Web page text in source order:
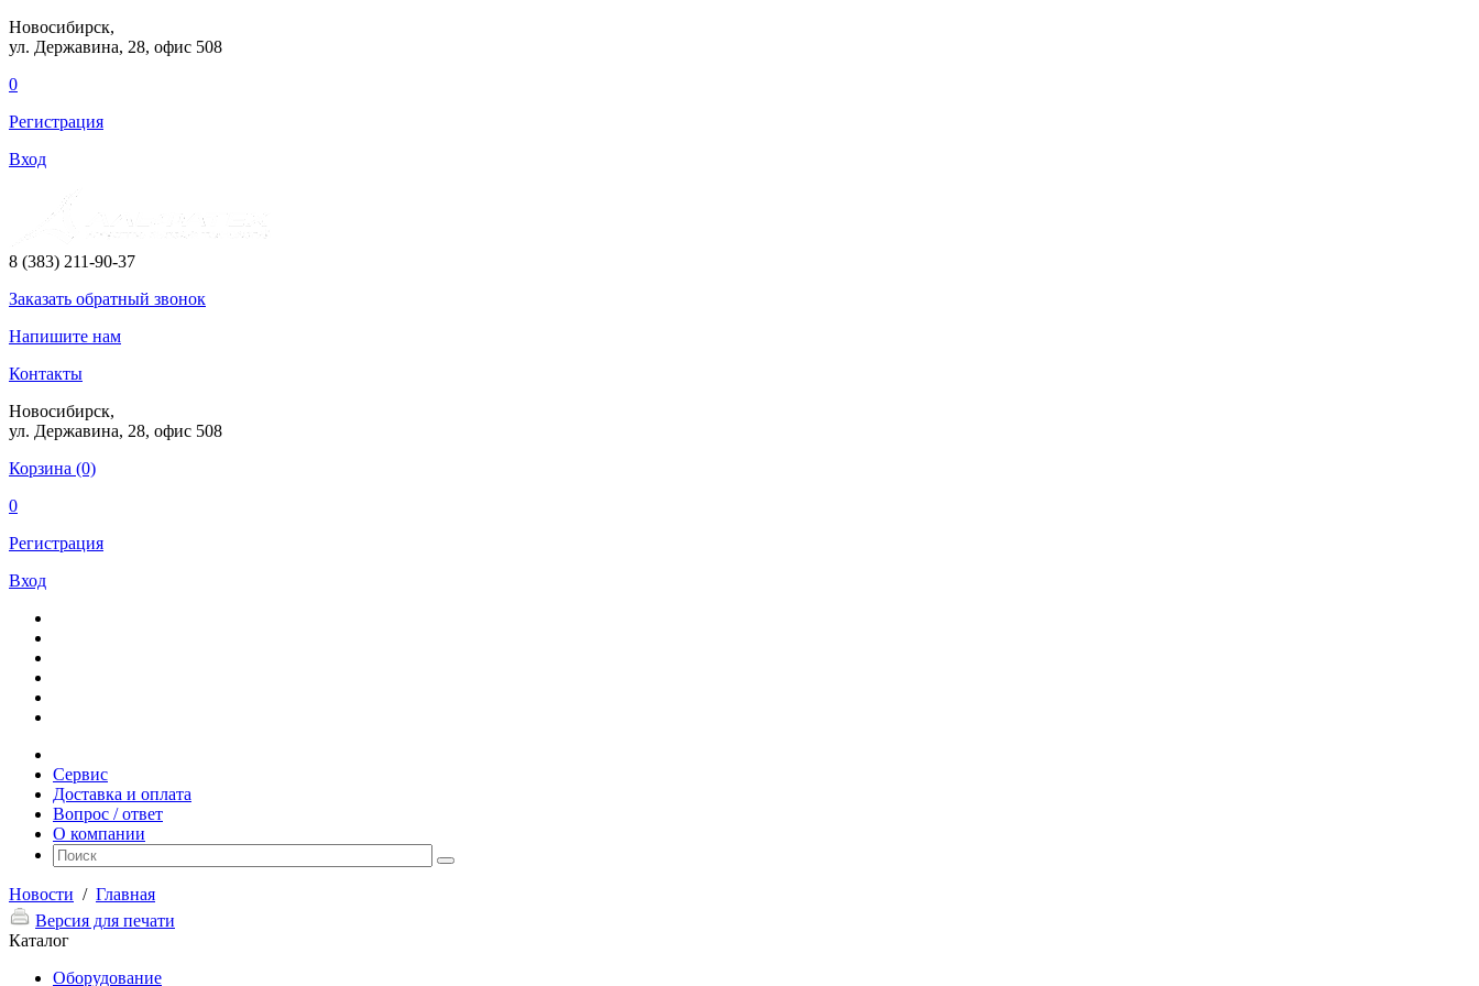
Новосибирск,
ул. Державина, 28, офис 508
0
Регистрация
Вход
8 (383) 211-90-37
Заказать обратный звонок
Напишите нам
Контакты
Новосибирск,
ул. Державина, 28, офис 508
Корзина (0)
0
Регистрация
Вход
Сервис
Доставка и оплата
Вопрос / ответ
О компании
Новости / Главная
Версия для печати
Каталог
Оборудование